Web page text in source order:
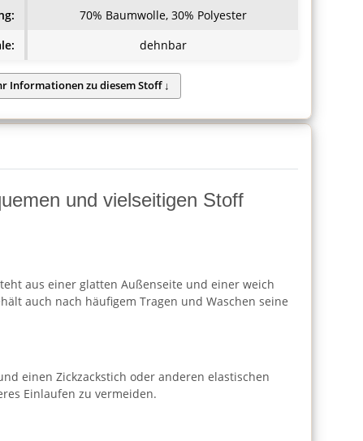
70% Baumwolle, 30% Polyester
dehnbar
und vielseitigen Stoff
aus einer glatten Außenseite und einer weich
auch nach häufigem Tragen und Waschen seine
einen Zickzackstich oder anderen elastischen
Einlaufen zu vermeiden.